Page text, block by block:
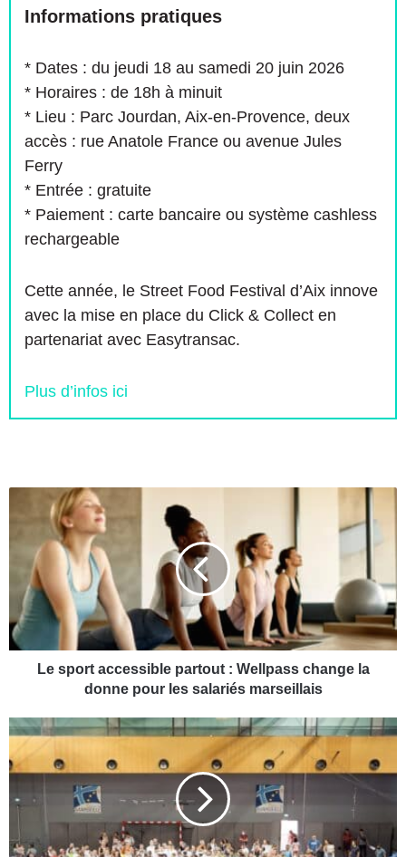
Informations pratiques
* Dates : du jeudi 18 au samedi 20 juin 2026
* Horaires : de 18h à minuit
* Lieu : Parc Jourdan, Aix-en-Provence, deux
accès : rue Anatole France ou avenue Jules
Ferry
* Entrée : gratuite
* Paiement : carte bancaire ou système cashless
rechargeable
Cette année, le Street Food Festival d’Aix innove
avec la mise en place du Click & Collect en
partenariat avec Easytransac.
Plus d’infos ici
a
c
s
b
e
a
Le sport accessible partout : Wellpass change la
donne pour les salariés marseillais
S
o
n